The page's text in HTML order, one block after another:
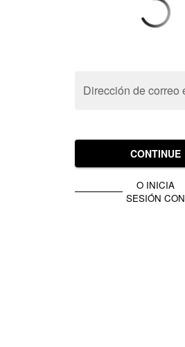
CONTINUE
O INICIA
SESIÓN CON